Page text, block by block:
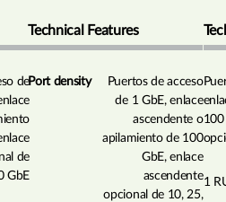
de
de
GbE
Technical Features
Port density
Puertos de acceso
de 1 GbE, enlace
ascendente o
apilamiento de 100
GbE, enlace
ascendente
opcional de 10, 25,
100
1